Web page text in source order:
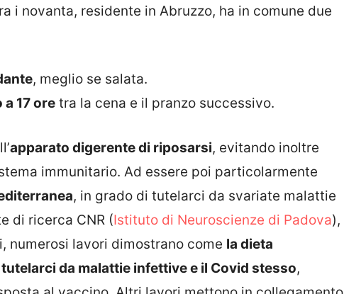
i novanta, residente in Abruzzo, ha in comune due
, meglio se salata.
17 ore tra la cena e il pranzo successivo.
apparato digerente di riposarsi, evitando inoltre
immunitario. Ad essere poi particolarmente
, in grado di tutelarci da svariate malattie
di ricerca CNR (Istituto di Neuroscienze di Padova),
numerosi lavori dimostrano come la dieta
da malattie infettive e il Covid stesso,